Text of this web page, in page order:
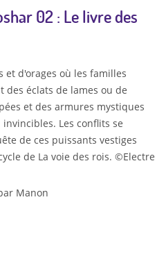
02 : Le livre des
et d'orages où les familles
des éclats de lames ou de
et des armures mystiques
Les conflits se
de ces puissants vestiges
de La voie des rois. ©Electre
Manon